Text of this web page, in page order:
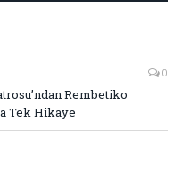
0
Rembetiko
Tek Hikaye